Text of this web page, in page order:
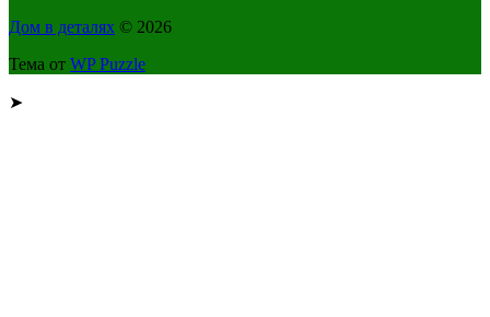
Дом в деталях © 2026
Тема от WP Puzzle
➤